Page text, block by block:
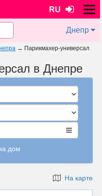
RU
Днепр
→ Парикмахер-универсал
в Днепре
дом
На карте